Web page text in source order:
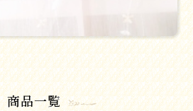
商品一覧